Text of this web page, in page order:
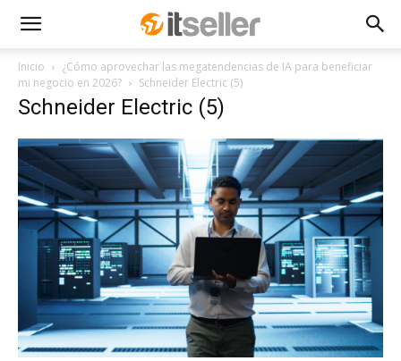
Inicio
¿Cómo aprovechar las megatendencias de IA para beneficiar
mi negocio en 2026?
Schneider Electric (5)
Schneider Electric (5)